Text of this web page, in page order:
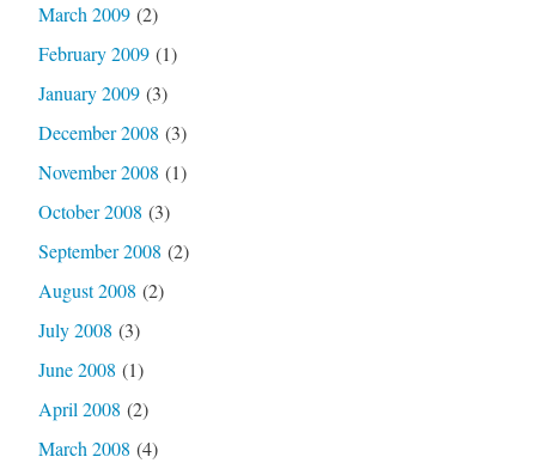
March 2009(2)
February 2009(1)
January 2009(3)
December 2008 (3)
November 2008 (1)
October 2008 (3)
September 2008 (2)
August 2008 (2)
July 2008 (3)
June 2008 (1)
April 2008 (2)
March 2008 (4)